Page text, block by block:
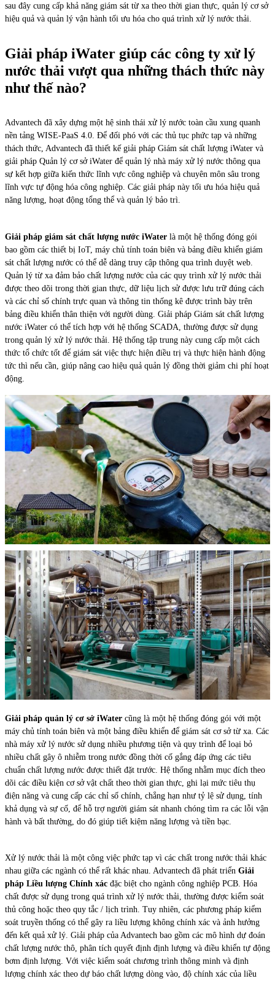
sau đây cung cấp khả năng giám sát từ xa theo thời gian thực, quản lý cơ sở
hiệu quả và quản lý vận hành tối ưu hóa cho quá trình xử lý nước thải.
Giải pháp iWater giúp các công ty xử lý
nước thải vượt qua những thách thức này
như thế nào?
Advantech đã xây dựng một hệ sinh thái xử lý nước toàn cầu xung quanh
nền tảng WISE-PaaS 4.0. Để đối phó với các thủ tục phức tạp và những
thách thức, Advantech đã thiết kế giải pháp Giám sát chất lượng iWater và
giải pháp Quản lý cơ sở iWater để quản lý nhà máy xử lý nước thông qua
sự kết hợp giữa kiến thức lĩnh vực công nghiệp và chuyên môn sâu trong
lĩnh vực tự động hóa công nghiệp. Các giải pháp này tối ưu hóa hiệu quả
năng lượng, hoạt động tổng thể và quản lý bảo trì.
Giải pháp giám sát chất lượng nước iWater là một hệ thống đóng gói
bao gồm các thiết bị IoT, máy chủ tính toán biên và bảng điều khiển giám
sát chất lượng nước có thể dễ dàng truy cập thông qua trình duyệt web.
Quản lý từ xa đảm bảo chất lượng nước của các quy trình xử lý nước thải
được theo dõi trong thời gian thực, dữ liệu lịch sử được lưu trữ đúng cách
và các chỉ số chính trực quan và thông tin thống kê được trình bày trên
bảng điều khiển thân thiện với người dùng. Giải pháp Giám sát chất lượng
nước iWater có thể tích hợp với hệ thống SCADA, thường được sử dụng
trong quản lý xử lý nước thải. Hệ thống tập trung này cung cấp một cách
thức tổ chức tốt để giám sát việc thực hiện điều trị và thực hiện hành động
tức thì nếu cần, giúp nâng cao hiệu quả quản lý đồng thời giảm chi phí hoạt
động.
Giải pháp quản lý cơ sở iWater cũng là một hệ thống đóng gói với một
máy chủ tính toán biên và một bảng điều khiển để giám sát cơ sở từ xa. Các
nhà máy xử lý nước sử dụng nhiều phương tiện và quy trình để loại bỏ
nhiều chất gây ô nhiễm trong nước đồng thời cố gắng đáp ứng các tiêu
chuẩn chất lượng nước được thiết đặt trước. Hệ thống nhằm mục đích theo
dõi các điều kiện cơ sở vật chất theo thời gian thực, ghi lại mức tiêu thụ
điện năng và cung cấp các chỉ số chính, chẳng hạn như tỷ lệ sử dụng, tính
khả dụng và sự cố, để hỗ trợ người giám sát nhanh chóng tìm ra các lỗi vận
hành và bất thường, do đó giúp tiết kiệm năng lượng và tiền bạc.
Xử lý nước thải là một công việc phức tạp vì các chất trong nước thải khác
nhau giữa các ngành có thể rất khác nhau. Advantech đã phát triển Giải
pháp Liều lượng Chính xác đặc biệt cho ngành công nghiệp PCB. Hóa
chất được sử dụng trong quá trình xử lý nước thải, thường được kiểm soát
thủ công hoặc theo quy tắc / lịch trình. Tuy nhiên, các phương pháp kiểm
soát truyền thống có thể gây ra liều lượng không chính xác và ảnh hưởng
đến kết quả xử lý. Giải pháp của Advantech bao gồm các mô hình dự đoán
chất lượng nước thô, phân tích quyết định định lượng và điều khiển tự động
bơm định lượng. Với việc kiểm soát chương trình thông minh và định
lượng chính xác theo dự báo chất lượng dòng vào, độ chính xác của liều